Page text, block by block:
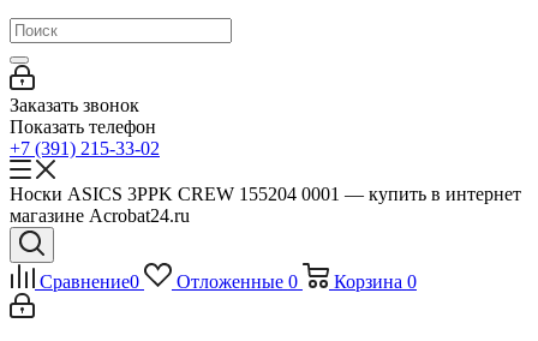
Заказать звонок
Показать телефон
+7 (391) 215-33-02
Носки ASICS 3PPK CREW 155204 0001 — купить в интернет
магазине Acrobat24.ru
Сравнение0 Отложенные 0 Корзина 0